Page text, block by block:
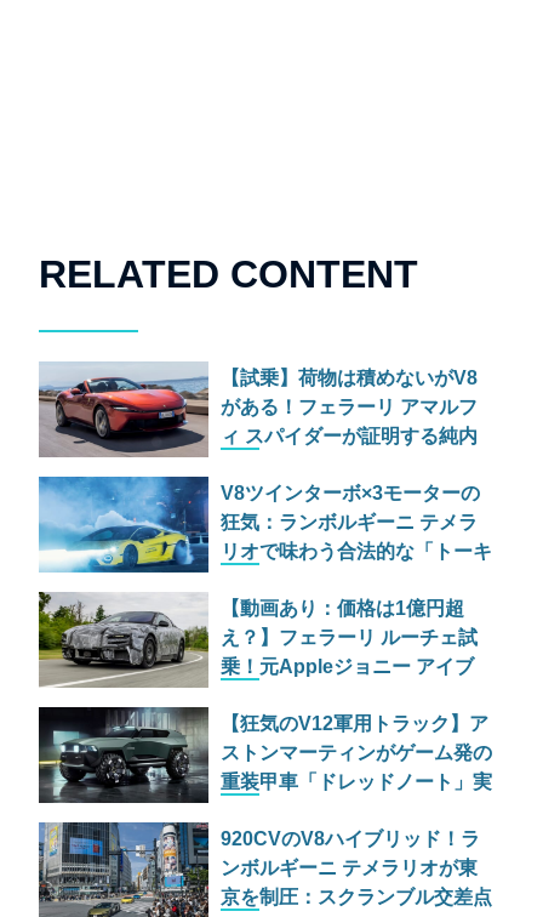
RELATED CONTENT
【試乗】荷物は積めないがV8
がある！フェラーリ アマルフ
ィ スパイダーが証明する純内
V8ツインターボ×3モーターの
狂気：ランボルギーニ テメラ
リオで味わう合法的な「トーキ
【動画あり：価格は1億円超
え？】フェラーリ ルーチェ試
乗！元Appleジョニー アイブ
実力
【狂気のV12軍用トラック】ア
ストンマーティンがゲーム発の
重装甲車「ドレッドノート」実
920CVのV8ハイブリッド！ラ
ンボルギーニ テメラリオが東
京を制圧：スクランブル交差点